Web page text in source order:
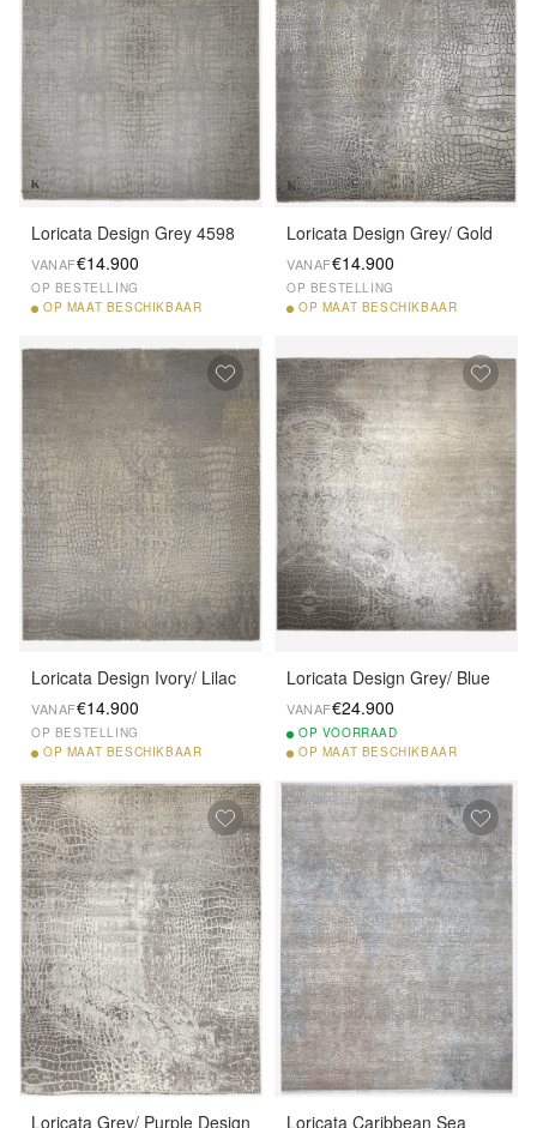
Loricata Design Grey 4598
VANAF€14.900
OP BESTELLING
OP MAAT BESCHIKBAAR
Loricata Design Grey/ Gold
VANAF€14.900
OP BESTELLING
OP MAAT BESCHIKBAAR
Loricata Design Ivory/ Lilac
VANAF€14.900
OP BESTELLING
OP MAAT BESCHIKBAAR
Loricata Design Grey/ Blue
VANAF€24.900
OP VOORRAAD
OP MAAT BESCHIKBAAR
Loricata Grey/ Purple Design Loricata Caribbean Sea